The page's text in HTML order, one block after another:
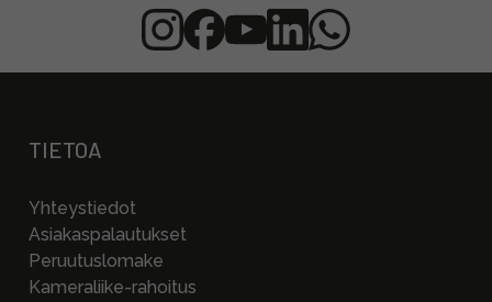
TIETOA
Yhteystiedot
Asiakaspalautukset
Peruutuslomake
Kameraliike-rahoitus